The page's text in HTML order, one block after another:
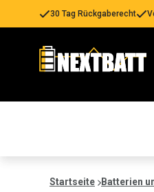
30 Tag Rückgaberecht
Startseite Batterien